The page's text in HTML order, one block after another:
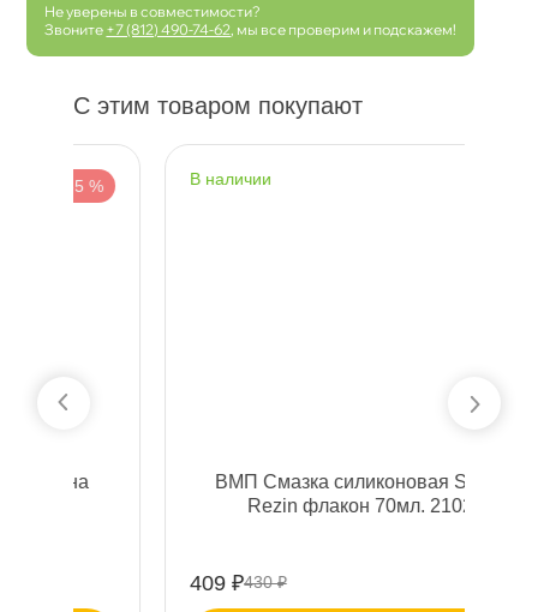
Не уверены в совместимости?
Звоните +7 (812) 490-74-62 , мы все проверим и подскажем!
С этим товаром покупают
наличии
МП Смазка силиконовая Silicot
Rezin флакон 70мл. 2102
430 ₽